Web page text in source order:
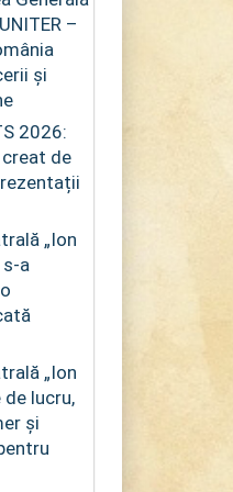
–
și
2026:
de
„Ion
a
„Ion
lucru,
și